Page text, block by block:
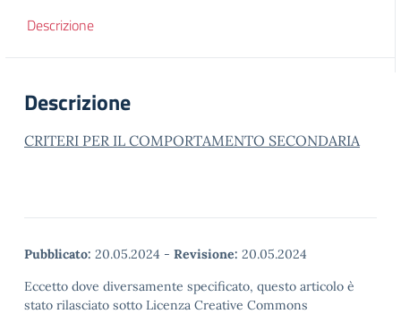
Descrizione
Descrizione
CRITERI PER IL COMPORTAMENTO SECONDARIA
Pubblicato: 20.05.2024 - Revisione: 20.05.2024
Eccetto dove diversamente specificato, questo articolo è
stato rilasciato sotto Licenza Creative Commons